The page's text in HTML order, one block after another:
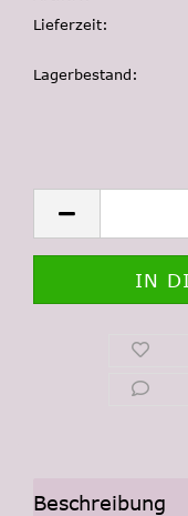
Lieferzeit:
Lagerbestand:
Beschreibung